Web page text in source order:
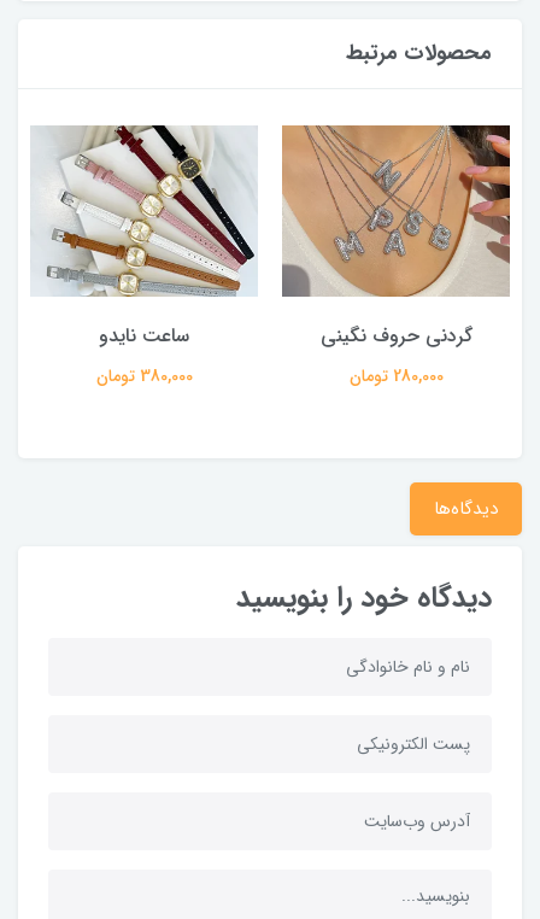
محصولات مرتبط
گردنی حروف نگینی
280,000 تومان
ساعت نایدو
380,000 تومان
دیدگاه‌ها
دیدگاه خود را بنویسید